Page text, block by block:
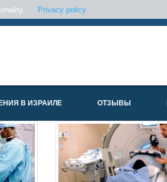
В ИЗРАИЛЕ ОТЗЫВЫ
Privacy policy